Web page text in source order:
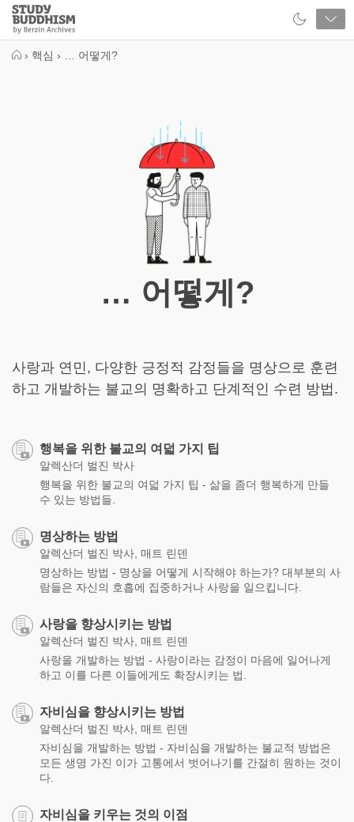
Close
Study
Buddhism
› 핵심 › … 어떻게?
… 어떻게?
사랑과 연민, 다양한 긍정적 감정들을 명상으로 훈련
하고 개발하는 불교의 명확하고 단계적인 수련 방법.
행복을 위한 불교의 여덟 가지 팁
알렉산더 벌진 박사
행복을 위한 불교의 여덟 가지 팁 - 삶을 좀더 행복하게 만들
수 있는 방법들.
명상하는 방법
알렉산더 벌진 박사, 매트 린덴
명상하는 방법 - 명상을 어떻게 시작해야 하는가? 대부분의 사
람들은 자신의 호흡에 집중하거나 사랑을 일으킵니다.
사랑을 향상시키는 방법
알렉산더 벌진 박사, 매트 린덴
사랑을 개발하는 방법 - 사랑이라는 감정이 마음에 일어나게
하고 이를 다른 이들에게도 확장시키는 법.
자비심을 향상시키는 방법
알렉산더 벌진 박사, 매트 린덴
자비심을 개발하는 방법 - 자비심을 개발하는 불교적 방법은
모든 생명 가진 이가 고통에서 벗어나기를 간절히 원하는 것이
다.
자비심을 키우는 것의 이점